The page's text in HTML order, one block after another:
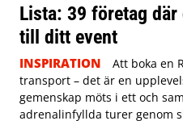
Lista: 39 företag
till ditt event
INSPIRATION
Att boka en
transport – det är en
gemenskap möts i ett och
adrenalinfyllda turer genom